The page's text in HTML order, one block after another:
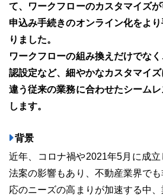
ニュース一覧 お役立ちブログ
特長
て、ワークフローのカスタマイズ
申込み手続きのオンライン化をよ
りました。
ワークフローの組み換えだけでな
認設定など、細やかなカスタマイ
違う従来の業務に合わせたシーム
します。
背景
近年、コロナ禍や2021年5月に成
法案の影響もあり、不動産業界で
応のニーズの高まりが加速する中